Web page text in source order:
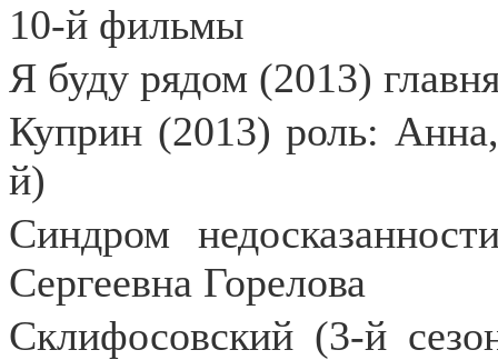
10-й фильмы
Я буду рядом (2013)
Куприн (2013) роль:
й)
Синдром
Сергеевна Горелова
Склифосовский (3-й